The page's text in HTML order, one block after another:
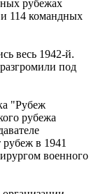
рубежах
и 114 командных
весь 1942-й.
под
"Рубеж
рубежа
рубеж в 1941
военного